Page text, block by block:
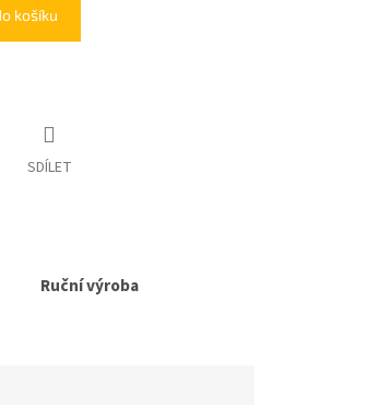
košíku
SDÍLET
Ruční výroba